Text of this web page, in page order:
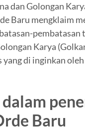
dan Golongan
Baru mengklaim
pembatasan
Karya
di inginkan
Baru